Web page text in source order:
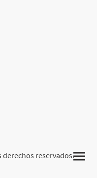
reservados.